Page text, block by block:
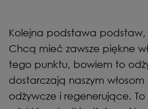
Kolejna podstawa podstaw,
Chcą mieć zawsze piękne
tego punktu, bowiem to
dostarczają naszym
odżywcze i regenerujące. To